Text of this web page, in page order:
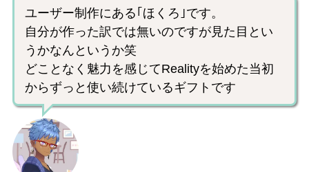
ユーザー制作にある｢ほくろ｣です。
自分が作った訳では無いのですが見た目とい
うかなんというか笑
どことなく魅力を感じてRealityを始めた当初
からずっと使い続けているギフトです